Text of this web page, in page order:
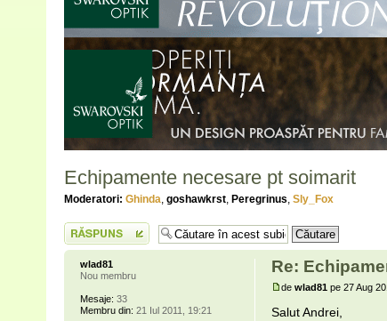
Echipamente necesare pt soimarit
Moderatori: Ghinda, goshawkrst, Peregrinus, Sly_Fox
Scrie un răspuns
Re:
de wlad81pe 27 Aug
Salut Andrei,
wlad81
Nou membru
Mesaje: 33
Membru din: 21 Iul 2011, 19:21